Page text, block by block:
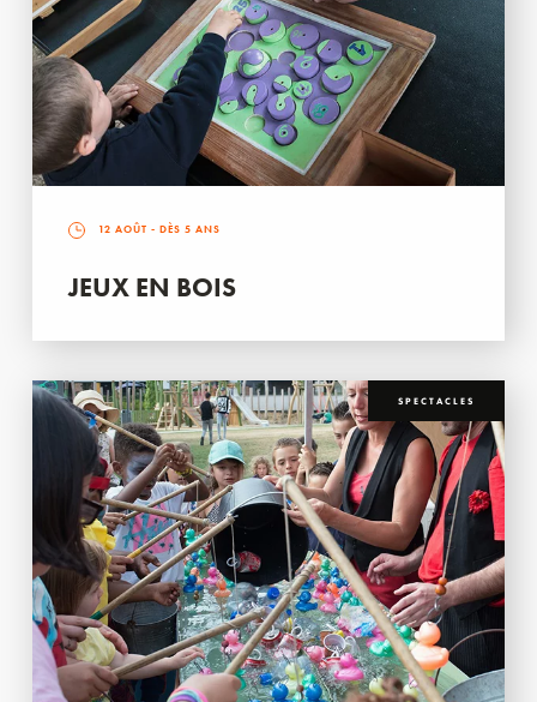
12 AOÛT - DÈS 5 ANS
JEUX EN BOIS
SPECTACLES